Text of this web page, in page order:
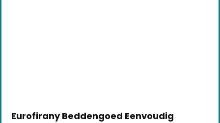
Eurofirany Beddengoed Eenvoudig